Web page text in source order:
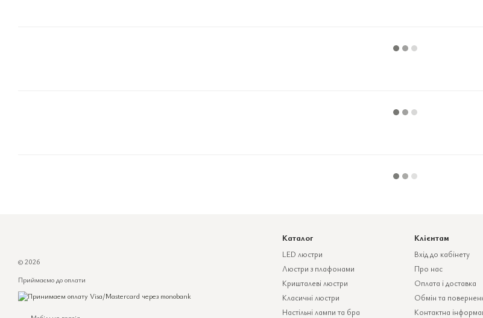
© 2026
Приймаємо до оплати
Каталог
LED люстри
Люстри з плафонами
Кришталеві люстри
Класичні люстри
Настільні лампи та бра
Клієнтам
Вхід до кабінету
Про нас
Оплата і доставка
Обмін та
Контактна